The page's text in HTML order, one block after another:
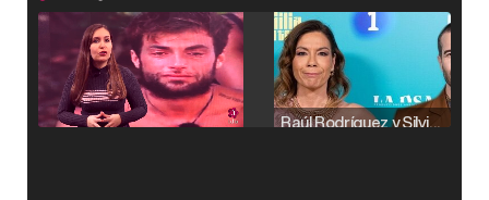
Raúl Rodríguez y Silvia Taulés nos cuentan su papel en 'La familia de la tele'